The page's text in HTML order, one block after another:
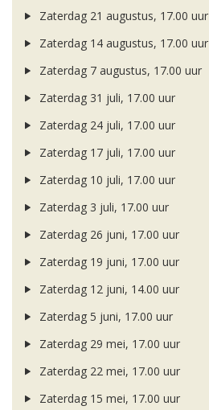
Zaterdag 21 augustus, 17.00 uur
Zaterdag 14 augustus, 17.00 uur
Zaterdag 7 augustus, 17.00 uur
Zaterdag 31 juli, 17.00 uur
Zaterdag 24 juli, 17.00 uur
Zaterdag 17 juli, 17.00 uur
Zaterdag 10 juli, 17.00 uur
Zaterdag 3 juli, 17.00 uur
Zaterdag 26 juni, 17.00 uur
Zaterdag 19 juni, 17.00 uur
Zaterdag 12 juni, 14.00 uur
Zaterdag 5 juni, 17.00 uur
Zaterdag 29 mei, 17.00 uur
Zaterdag 22 mei, 17.00 uur
Zaterdag 15 mei, 17.00 uur